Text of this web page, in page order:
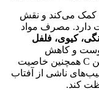
کمک می‌کند و نقش
دارد. مصرف مواد
کیوی، فلفل
پوست و کاهش
چروک‌های دور چشم کمک کند. ویتامین C همچنین خاصیت
ناشی از آفتاب
کند.